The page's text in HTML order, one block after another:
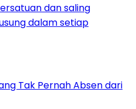
Tak Pernah Absen dari